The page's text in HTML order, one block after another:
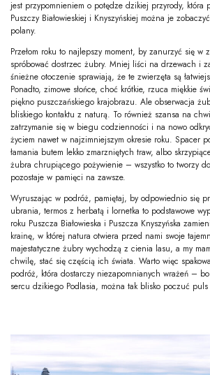
jest przypomnieniem o potędze dzikiej przyrody, która
Puszczy Białowieskiej i Knyszyńskiej można je
polany.
Przełom roku to najlepszy moment, by zanurzyć się w
spróbować dostrzec żubry. Mniej liści na drzewach i
śnieżne otoczenie sprawiają, że te zwierzęta są
Ponadto, zimowe słońce, choć krótkie, rzuca miękkie
piękno puszczańskiego krajobrazu. Ale obserwacja
bliskiego kontaktu z naturą. To również szansa na
zatrzymanie się w biegu codzienności i na nowo
życiem nawet w najzimniejszym okresie roku. Spacer
łamania butem lekko zmarzniętych traw, albo
żubra chrupiącego pożywienie – wszystko to tworzy
pozostaje w pamięci na zawsze.
Wyruszając w podróż, pamiętaj, by odpowiednio się
ubrania, termos z herbatą i lornetka to podstawowe
roku Puszcza Białowieska i Puszcza Knyszyńska
krainę, w której natura otwiera przed nami swoje
majestatyczne żubry wychodzą z cienia lasu, a my
chwilę, stać się częścią ich świata. Warto więc
podróż, która dostarczy niezapomnianych wrażeń –
sercu dzikiego Podlasia, można tak blisko poczuć